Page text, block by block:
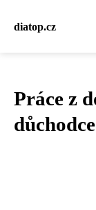
diatop.cz
Práce z